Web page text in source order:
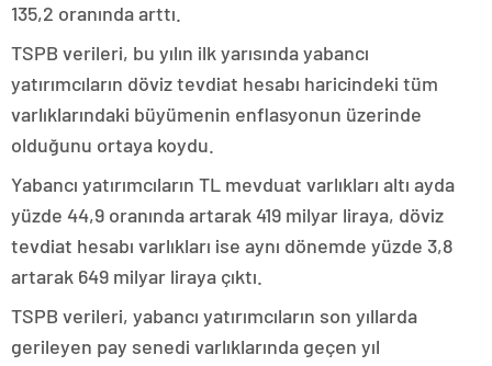
135,2 oranında arttı.
TSPB verileri, bu yılın ilk yarısında yabancı
yatırımcıların döviz tevdiat hesabı haricindeki tüm
varlıklarındaki büyümenin enflasyonun üzerinde
olduğunu ortaya koydu.
Yabancı yatırımcıların TL mevduat varlıkları altı ayda
yüzde 44,9 oranında artarak 419 milyar liraya, döviz
tevdiat hesabı varlıkları ise aynı dönemde yüzde 3,8
artarak 649 milyar liraya çıktı.
TSPB verileri, yabancı yatırımcıların son yıllarda
gerileyen pay senedi varlıklarında geçen yıl